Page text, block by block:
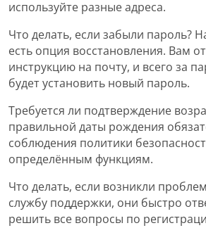
используйте разные адреса.
Что делать, если забыли пароль?
есть опция восстановления. Вам
инструкцию на почту, и всего за
будет установить новый пароль.
Требуется ли подтверждение
правильной даты рождения
соблюдения политики
определённым функциям.
Что делать, если возникли
службу поддержки, они быстро
решить все вопросы по